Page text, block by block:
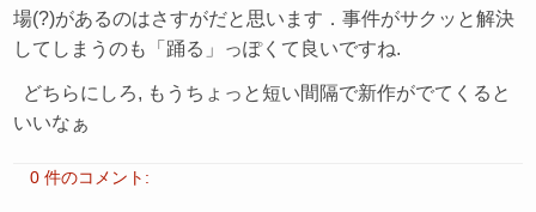
場(?)があるのはさすがだと思います．事件がサクッと解決
してしまうのも「踊る」っぽくて良いですね.
どちらにしろ, もうちょっと短い間隔で新作がでてくると
いいなぁ
0 件のコメント: